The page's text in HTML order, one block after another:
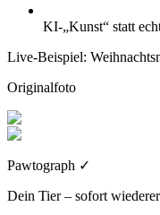
KI-„Kunst“ statt
Live-Beispiel:
Originalfoto
Pawtograph ✓
Dein Tier – sofort